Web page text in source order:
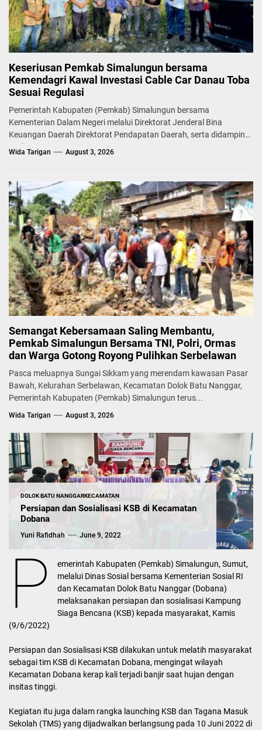
Keseriusan Pemkab Simalungun bersama
Kemendagri Kawal Investasi Cable Car Danau Toba
Sesuai Regulasi
Pemerintah Kabupaten (Pemkab) Simalungun bersama
Kementerian Dalam Negeri melalui Direktorat Jenderal Bina
Keuangan Daerah Direktorat Pendapatan Daerah, serta didampingi
Badan...
Wida Tarigan August 3, 2026
Semangat Kebersamaan Saling Membantu,
Pemkab Simalungun Bersama TNI, Polri, Ormas
dan Warga Gotong Royong Pulihkan Serbelawan
Pasca meluapnya Sungai Sikkam yang merendam kawasan Pasar
Bawah, Kelurahan Serbelawan, Kecamatan Dolok Batu Nanggar,
Pemerintah Kabupaten (Pemkab) Simalungun terus...
Wida Tarigan August 3, 2026
DOLOK BATU NANGGARKECAMATAN
Persiapan dan Sosialisasi KSB di Kecamatan
Dobana
Yuni Rafidhah June 9, 2022
P
emerintah Kabupaten (Pemkab) Simalungun, Sumut,
melalui Dinas Sosial bersama Kementerian Sosial RI
dan Kecamatan Dolok Batu Nanggar (Dobana)
melaksanakan persiapan dan sosialisasi Kampung
Siaga Bencana (KSB) kepada masyarakat, Kamis
(9/6/2022)
Persiapan dan Sosialisasi KSB dilakukan untuk melatih masyarakat
sebagai tim KSB di Kecamatan Dobana, mengingat wilayah
Kecamatan Dobana kerap kali terjadi banjir saat hujan dengan
insitas tinggi.
Kegiatan itu juga dalam rangka launching KSB dan Tagana Masuk
Sekolah (TMS) yang dijadwalkan berlangsung pada 10 Juni 2022 di